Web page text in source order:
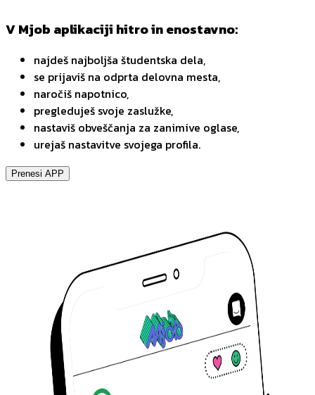
V Mjob aplikaciji hitro in enostavno:
najdeš najboljša študentska dela,
se prijaviš na odprta delovna mesta,
naročiš napotnico,
pregleduješ svoje zaslužke,
nastaviš obveščanja za zanimive oglase,
urejaš nastavitve svojega profila.
Prenesi APP